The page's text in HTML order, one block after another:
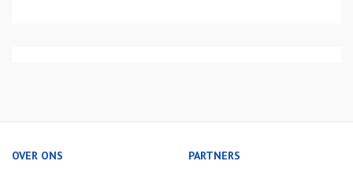
OVER ONS PARTNERS